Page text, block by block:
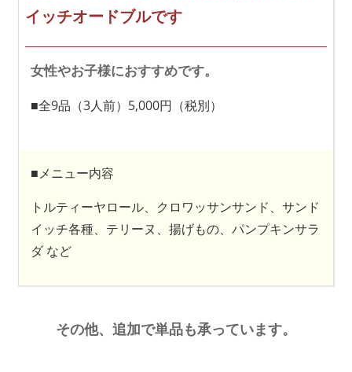
イッチオードブルです
女性やお子様におすすめです。
■全9品（3人前）5,000円（税別）
■メニュー内容
トルティーヤロール、クロワッサンサンド、サンド
イッチ各種、テリーヌ、揚げもの、パンプキンサラ
ダ など
その他、追加で単品も承っています。